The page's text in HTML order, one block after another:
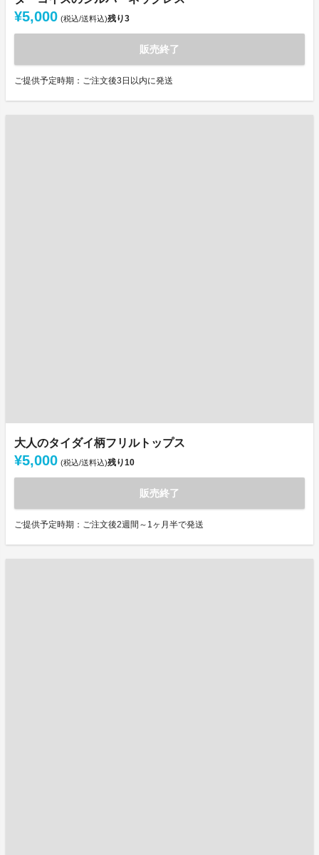
¥5,000 (税込/送料込)残り3
販売終了
ご提供予定時期：ご注文後3日以内に発送
大人のタイダイ柄フリルトップス
¥5,000 (税込/送料込)残り10
販売終了
ご提供予定時期：ご注文後2週間～1ヶ月半で発送